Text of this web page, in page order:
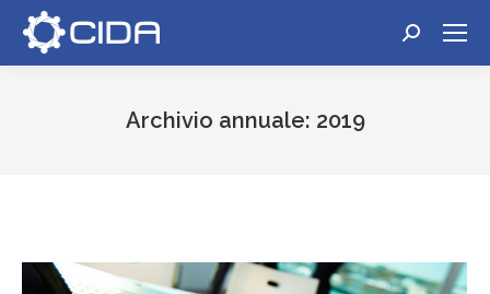
Cerca:
Archivio annuale: 2019